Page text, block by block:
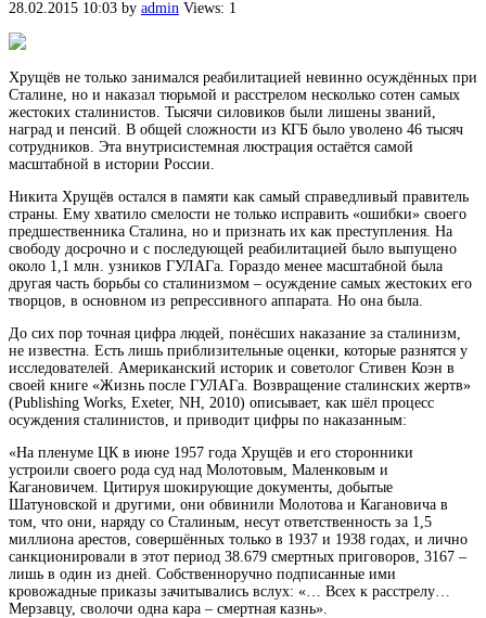
28.02.2015 10:03 by admin Views: 1
Хрущёв не только занимался реабилитацией невинно осуждённых при
Сталине, но и наказал тюрьмой и расстрелом несколько сотен самых
жестоких сталинистов. Тысячи силовиков были лишены званий,
наград и пенсий. В общей сложности из КГБ было уволено 46 тысяч
сотрудников. Эта внутрисистемная люстрация остаётся самой
масштабной в истории России.
Никита Хрущёв остался в памяти как самый справедливый правитель
страны. Ему хватило смелости не только исправить «ошибки» своего
предшественника Сталина, но и признать их как преступления. На
свободу досрочно и с последующей реабилитацией было выпущено
около 1,1 млн. узников ГУЛАГа. Гораздо менее масштабной была
другая часть борьбы со сталинизмом – осуждение самых жестоких его
творцов, в основном из репрессивного аппарата. Но она была.
До сих пор точная цифра людей, понёсших наказание за сталинизм,
не известна. Есть лишь приблизительные оценки, которые разнятся у
исследователей. Американский историк и советолог Стивен Коэн в
своей книге «Жизнь после ГУЛАГа. Возвращение сталинских жертв»
(Publishing Works, Exeter, NH, 2010) описывает, как шёл процесс
осуждения сталинистов, и приводит цифры по наказанным:
«На пленуме ЦК в июне 1957 года Хрущёв и его сторонники
устроили своего рода суд над Молотовым, Маленковым и
Кагановичем. Цитируя шокирующие документы, добытые
Шатуновской и другими, они обвинили Молотова и Кагановича в
том, что они, наряду со Сталиным, несут ответственность за 1,5
миллиона арестов, совершённых только в 1937 и 1938 годах, и лично
санкционировали в этот период 38.679 смертных приговоров, 3167 –
лишь в один из дней. Собственноручно подписанные ими
кровожадные приказы зачитывались вслух: «… Всех к расстрелу…
Мерзавцу, сволочи одна кара – смертная казнь».